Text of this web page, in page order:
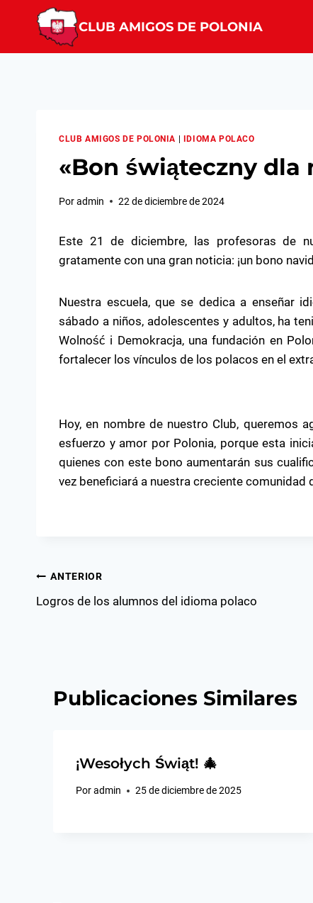
CLUB AMIGOS DE POLONIA
CLUB AMIGOS DE POLONIA IDIOMA POLACO
«Bon świąteczny
Poradmin 22 de diciembre de 2024
Este 21 de diciembre, las profesoras de
gratamente con una gran noticia: ¡un bono
Nuestra escuela, que se dedica a enseñar
sábado a niños, adolescentes y adultos, ha
Wolność i Demokracja, una fundación en
fortalecer los vínculos de los polacos en el
Hoy, en nombre de nuestro Club, queremos
esfuerzo y amor por Polonia, porque esta
quienes con este bono aumentarán sus
vez beneficiará a nuestra creciente comunidad
Navegación
de
ANTERIOR
Logros de los alumnos del idioma polaco
Publicaciones Similares
¡Wesołych Świąt! 🎄
Poradmin 25 de diciembre de 2025